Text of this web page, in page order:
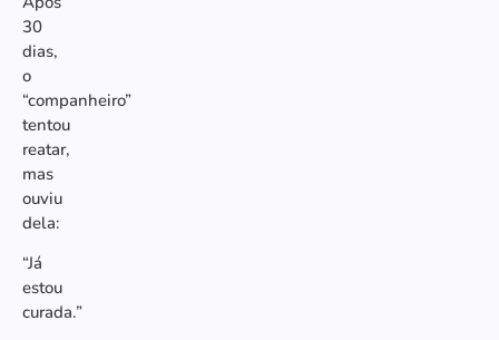
30
dias,
o
“companheiro”
tentou
reatar,
mas
ouviu
dela:
“Já
estou
curada.”